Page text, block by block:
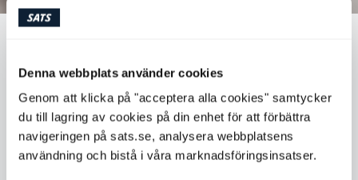
Denna webbplats använder cookies
Genom att klicka på "acceptera alla cookies" samtycker
du till lagring av cookies på din enhet för att förbättra
navigeringen på sats.se, analysera webbplatsens
användning och bistå i våra marknadsföringsinsatser.
HÄLSOSAMMA VANOR
Semestern närmar sig sitt slut och du är mer motiverad
än någonsin att hitta en sund livsstil som fungerar i
vardagen. Men vad är egentligen en sund livsstil och hur